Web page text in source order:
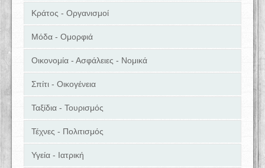
Κράτος - Οργανισμοί
Μόδα - Ομορφιά
Οικονομία - Ασφάλειες - Νομικά
Σπίτι - Οικογένεια
Ταξίδια - Τουρισμός
Τέχνες - Πολιτισμός
Υγεία - Ιατρική